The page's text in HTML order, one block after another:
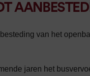
van het
jaren het